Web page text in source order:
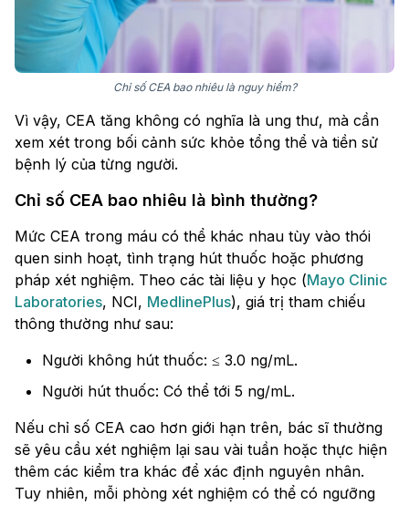
Chỉ số CEA bao nhiêu là nguy hiểm?
Vì vậy, CEA tăng không có nghĩa là ung thư, mà cần
xem xét trong bối cảnh sức khỏe tổng thể và tiền sử
bệnh lý của từng người.
Chỉ số CEA bao nhiêu là bình thường?
Mức CEA trong máu có thể khác nhau tùy vào thói
quen sinh hoạt, tình trạng hút thuốc hoặc phương
pháp xét nghiệm. Theo các tài liệu y học (Mayo Clinic
Laboratories, NCI, MedlinePlus), giá trị tham chiếu
thông thường như sau:
Người không hút thuốc: ≤ 3.0 ng/mL.
Người hút thuốc: Có thể tới 5 ng/mL.
Nếu chỉ số CEA cao hơn giới hạn trên, bác sĩ thường
sẽ yêu cầu xét nghiệm lại sau vài tuần hoặc thực hiện
thêm các kiểm tra khác để xác định nguyên nhân.
Tuy nhiên, mỗi phòng xét nghiệm có thể có ngưỡng